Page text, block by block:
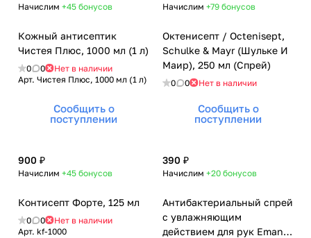
Начислим +45 бонусов
Кожный антисептик
Чистея Плюс, 1000 мл (1 л)
0 0
Нет в наличии
Арт. Чистея Плюс, 1000 мл (1 л)
Сообщить о
поступлении
Начислим +79 бонусов
Октенисепт / Octenisept,
Schulke & Mayr (Шульке И
Маир), 250 мл (Спрей)
0 0 Нет в наличии
Сообщить о
поступлении
900 ₽
Начислим +45 бонусов
Контисепт Форте, 125 мл
0 0
Нет в наличии
Арт. kf-1000
390 ₽
Начислим +20 бонусов
Антибактериальный спрей
с увлажняющим
действием для рук Emansi